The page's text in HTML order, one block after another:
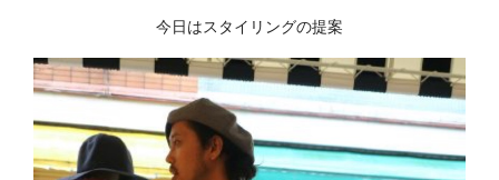
今日はスタイリングの提案